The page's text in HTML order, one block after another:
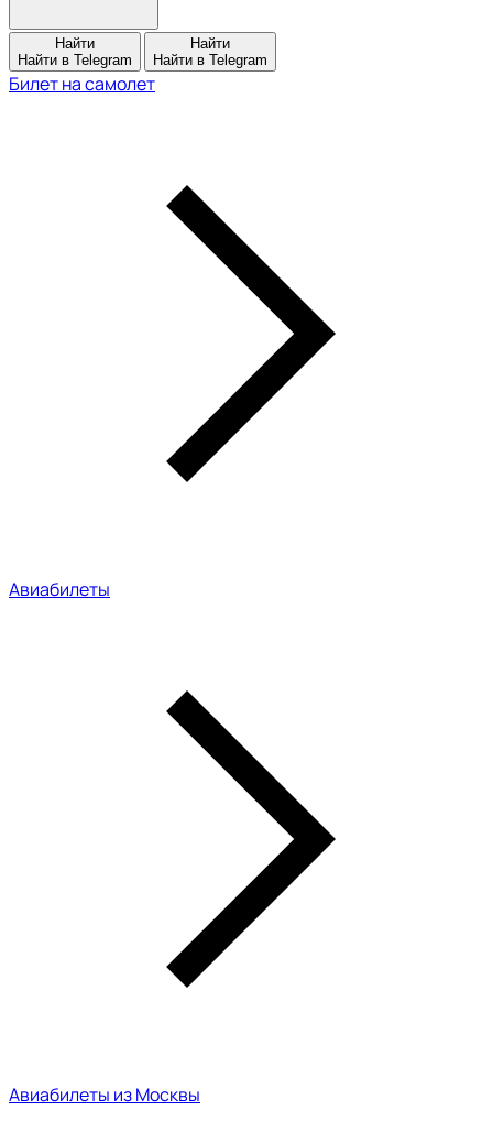
Найти
Найти в Telegram
Найти
Найти в Telegram
Билет на самолет
Авиабилеты
Авиабилеты из Москвы